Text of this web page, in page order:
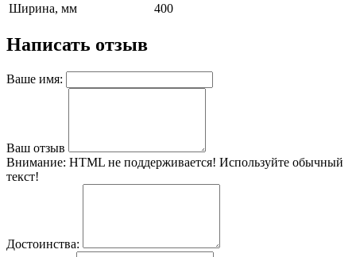
Ширина, мм
400
Написать отзыв
Ваше имя:
Ваш отзыв
Внимание: HTML не поддерживается! Используйте обычный
текст!
Достоинства: